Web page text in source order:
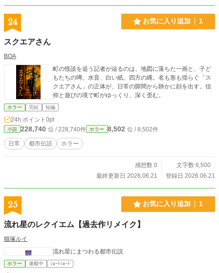
24 お気に入り追加 1
スクエアさん
BOA
町の怪談を追う記者が辿るのは、地図に落ちた一画と、子ど
もたちの噂。水音、白い紙、四方の縄。名も形も揺らぐ「ス
クエアさん」の正体が、日常の隙間から静かに顔を出す。信
仰と遊びの境で町がゆっくり、深く歪む。
ホラー 完結 短編
24h.ポイント 0pt
小説 228,740 位 / 228,740件 ホラー 8,502 位 / 8,502件
日常 都市伝説 ホラー
感想数 0
文字数 6,500
最終更新日 2026.06.21
登録日 2026.06.21
25 お気に入り追加 1
流れ星のレクイエム【過去作リメイク】
猫塚ルイ
流れ星にまつわる都市伝説
ホラー 連載中 ｼｮｰﾄｼｮｰﾄ